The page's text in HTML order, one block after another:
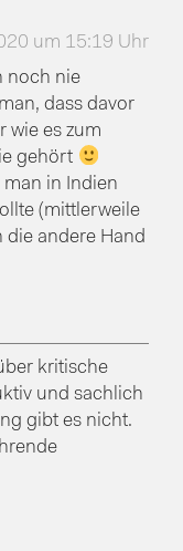
um 15:19 Uhr
noch nie
dass davor
wie es zum
gehört
man in Indien
(mittlerweile
andere Hand
kritische
und sachlich
gibt es nicht.